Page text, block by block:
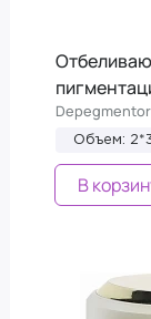
Объем:
В